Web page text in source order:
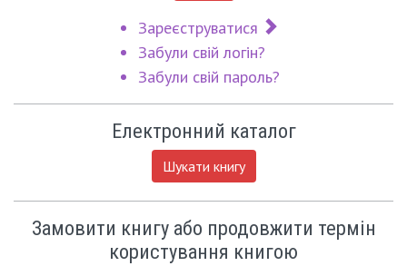
Зареєструватися
Забули свій логін?
Забули свій пароль?
Електронний каталог
Шукати книгу
Замовити книгу або продовжити термін
користування книгою